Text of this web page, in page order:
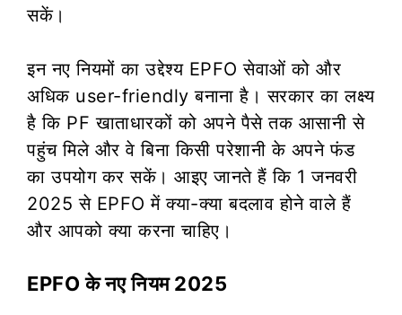
सकें।
इन नए नियमों का उद्देश्य EPFO सेवाओं को और
अधिक user-friendly बनाना है। सरकार का लक्ष्य
है कि PF खाताधारकों को अपने पैसे तक आसानी से
पहुंच मिले और वे बिना किसी परेशानी के अपने फंड
का उपयोग कर सकें। आइए जानते हैं कि 1 जनवरी
2025 से EPFO में क्या-क्या बदलाव होने वाले हैं
और आपको क्या करना चाहिए।
EPFO के नए नियम 2025